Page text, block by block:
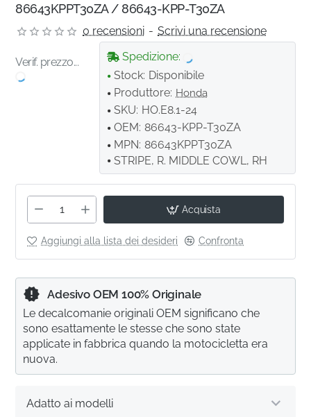
86643KPPT30ZA / 86643-KPP-T30ZA
0 recensioni - Scrivi una recensione
Verif. prezzo...
Spedizione:
Stock: Disponibile
Produttore: Honda
SKU: HO.E8.1-24
OEM: 86643-KPP-T30ZA
MPN: 86643KPPT30ZA
STRIPE, R. MIDDLE COWL, RH
Acquista
Aggiungi alla lista dei desideri Confronta
Adatto ai modelli
Adesivo OEM 100% Originale
Le decalcomanie originali OEM significano che
sono esattamente le stesse che sono state
applicate in fabbrica quando la motocicletta era
nuova.